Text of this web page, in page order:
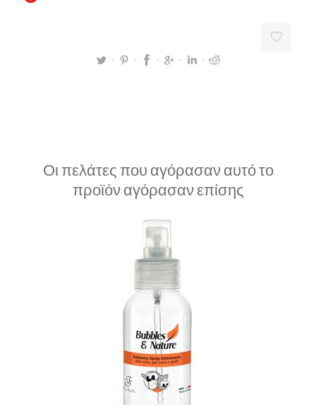
Οι πελάτες που αγόρασαν αυτό το
προϊόν αγόρασαν επίσης